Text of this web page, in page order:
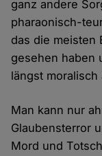
ganz andere
pharaonisch-
das die meisten
gesehen haben
längst
Man kann nur
Glaubensterror
Mord und